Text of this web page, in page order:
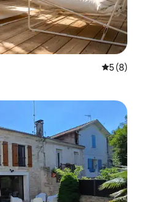
5 (8)